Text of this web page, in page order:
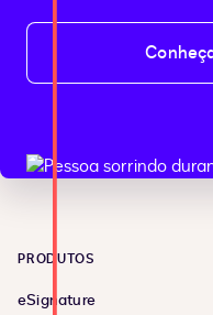
PRODUTOS
eSignature